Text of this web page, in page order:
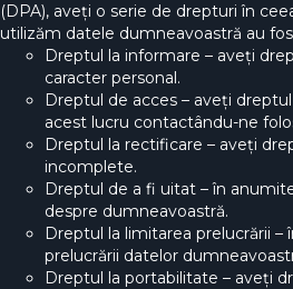
(DPA), aveți o serie de drepturi în
utilizăm datele dumneavoastră au
Dreptul la informare – aveți
caracter personal.
Dreptul de acces – aveți
acest lucru contactându-ne
Dreptul la rectificare – aveți
incomplete.
Dreptul de a fi uitat – în
despre dumneavoastră.
Dreptul la limitarea prelucrării
prelucrării datelor
Dreptul la portabilitate – aveți